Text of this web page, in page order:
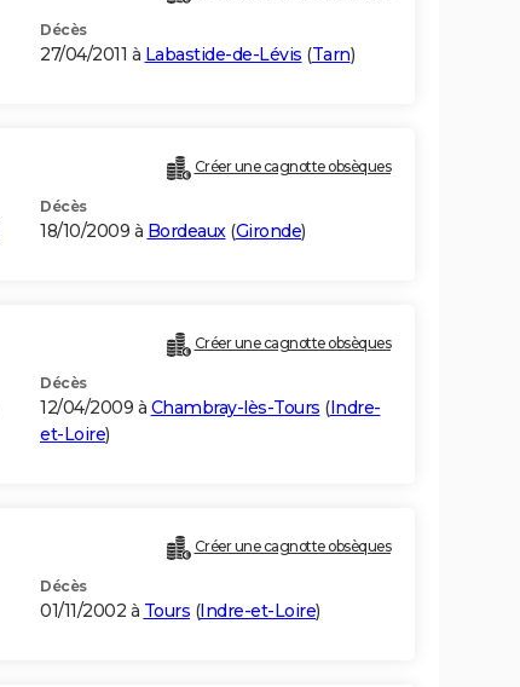
Décès
27/04/2011 à Labastide-de-Lévis (Tarn)
Créer une cagnotte obsèques
Décès
18/10/2009 à Bordeaux(Gironde)
Créer une cagnotte obsèques
Décès
12/04/2009 à Chambray-lès-Tours (Indre-
et-Loire)
Créer une cagnotte obsèques
Décès
01/11/2002 à Tours (Indre-et-Loire)